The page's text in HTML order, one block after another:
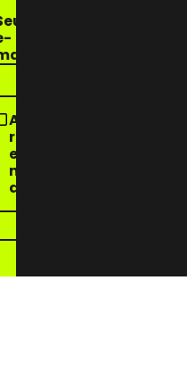
Aceito
receber
e-
mails
do MIS